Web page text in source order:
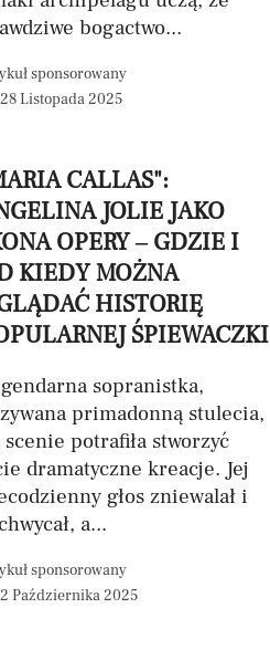
bogactwo...
sponsorowany
28 Listopada 2025
CALLAS":
JOLIE JAKO
OPERY – GDZIE I
KIEDY MOŻNA
HISTORIĘ
ŚPIEWACZKI
sopranistka,
primadonną stulecia,
scenie potrafiła stworzyć
dramatyczne kreacje. Jej
głos zniewalał i
a...
sponsorowany
2 Października 2025